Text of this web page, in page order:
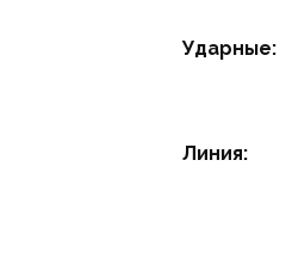
Ударные:
Линия: